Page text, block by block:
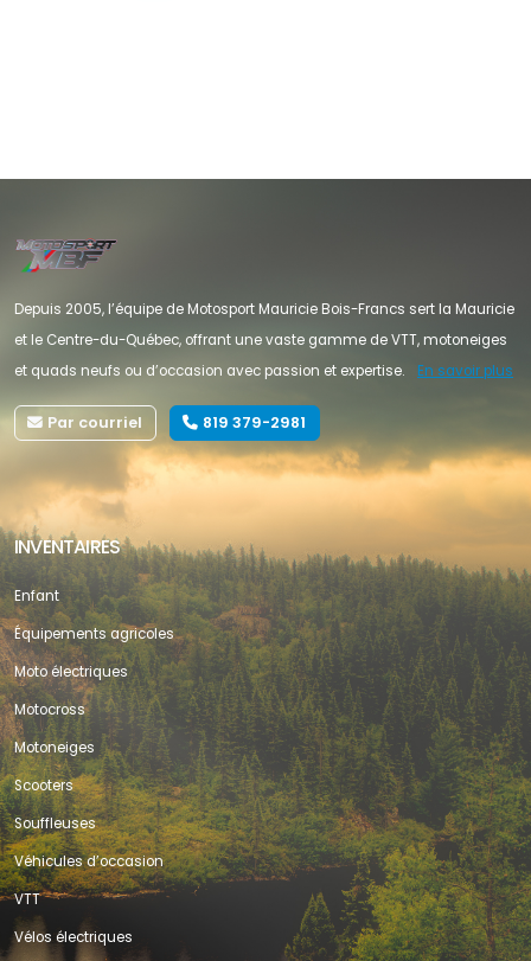
Depuis 2005, l’équipe de Motosport Mauricie Bois-Francs sert la Mauricie
et le Centre-du-Québec, offrant une vaste gamme de VTT, motoneiges
et quads neufs ou d’occasion avec passion et expertise.
En savoir plus
Par courriel 819 379-2981
INVENTAIRES
Enfant
Équipements agricoles
Moto électriques
Motocross
Motoneiges
Scooters
Souffleuses
Véhicules d’occasion
VTT
Vélos électriques